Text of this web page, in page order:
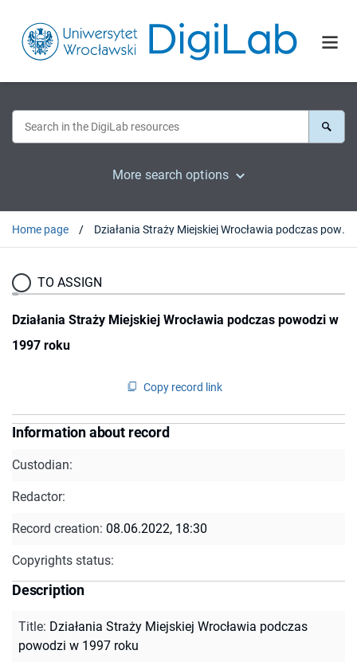
More search options
Home page Działania Straży Miejskiej Wrocławia podczas powodzi w 1997 roku
TO ASSIGN
Działania Straży Miejskiej Wrocławia podczas powodzi w
1997 roku
Copy record link
Information about record
Custodian:
Redactor:
Record creation: 08.06.2022, 18:30
Copyrights status:
Description
Title: Działania Straży Miejskiej Wrocławia podczas
powodzi w 1997 roku